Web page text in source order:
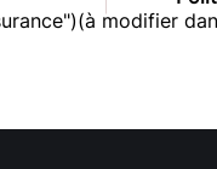
(à modifier